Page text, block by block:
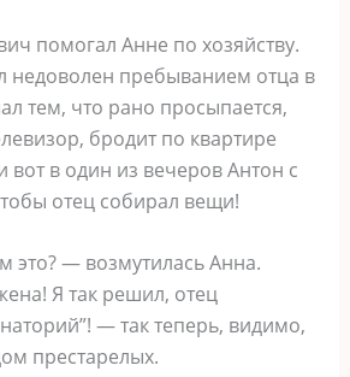
помогал Анне по хозяйству.
недоволен пребыванием отца в
тем, что рано просыпается,
бродит по квартире
в один из вечеров Антон с
отец собирал вещи!
это? — возмутилась Анна.
Я так решил, отец
— так теперь, видимо,
престарелых.